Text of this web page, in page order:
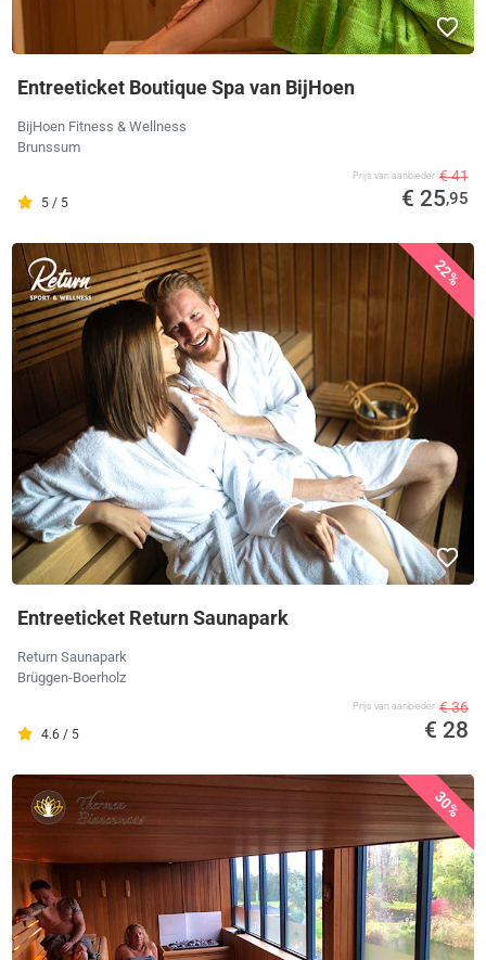
Entreeticket Boutique Spa van BijHoen
BijHoen Fitness & Wellness
Brunssum
5 / 5
Prijs van aanbieder € 41
€ 25,95
22%
Entreeticket Return Saunapark
Return Saunapark
Brüggen-Boerholz
4.6 / 5
Prijs van aanbieder € 36
€ 28
30%